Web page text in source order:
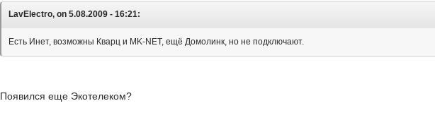
LavElectro, on 5.08.2009 - 16:21:
Есть Инет, возможны Кварц и MK-NET, ещё Домолинк, но не подключают.
Появился еще Экотелеком?